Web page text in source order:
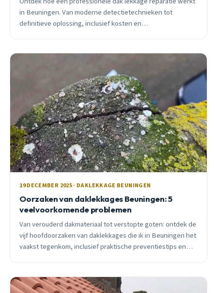
in Beuningen. Van moderne detectietechnieken tot
definitieve oplossing, inclusief kosten en
19 DECEMBER 2025 · DAKLEKKAGE BEUNINGEN
Oorzaken van daklekkages Beuningen: 5
veelvoorkomende problemen
Van verouderd dakmateriaal tot verstopte goten: ontdek de
vijf hoofdoorzaken van daklekkages die ik in Beuningen het
vaakst tegenkom, inclusief praktische preventiestips en